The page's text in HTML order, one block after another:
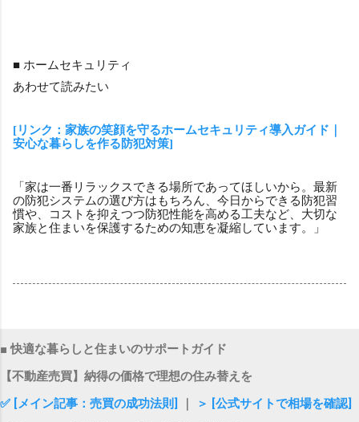
■ ホームセキュリティ
あわせて読みたい
[リンク：家族の笑顔を守るホームセキュリティ導入ガイド｜
安心な暮らしを作る防犯対策]
「家は一番リラックスできる場所であってほしいから。最新
の防犯システムの選び方はもちろん、今日からできる防犯習
慣や、コストを抑えつつ防犯性能を高める工夫など、大切な
家族と住まいを保護するための知恵を凝縮しています。」
■ 快適な暮らしと住まいのサポートガイド
【不動産売買】納得の価格で理想の住み替えを
✅ [メイン記事：売買の成功法則]
＞ [公式サイトで相場を確認]